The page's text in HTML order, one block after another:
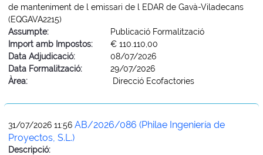
de manteniment de l emissari de l EDAR de Gavà-Viladecans
(EQGAVA2215)
Assumpte:
Publicació Formalització
Import amb Impostos:
€ 110.110,00
Data Adjudicació:
08/07/2026
Data Formalització:
29/07/2026
Àrea:
Direcció Ecofactories
31/07/2026 11:56 AB/2026/086 (Philae Ingeniería de
Proyectos, S.L.)
Descripció: